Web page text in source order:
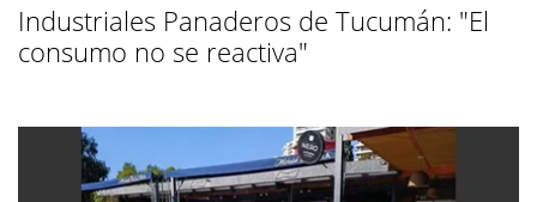
Industriales Panaderos de Tucumán: "El
consumo no se reactiva"